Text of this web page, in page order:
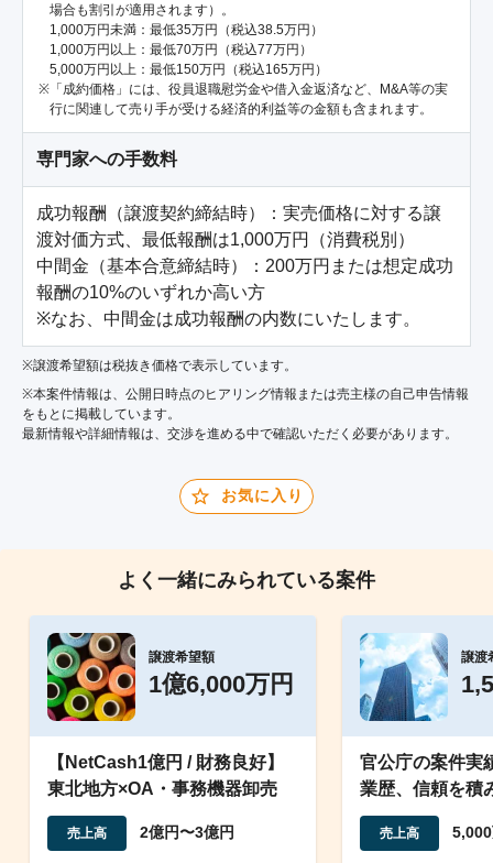
場合も割引が適用されます）。
1,000万円未満：最低35万円（税込38.5万円）
1,000万円以上：最低70万円（税込77万円）
5,000万円以上：最低150万円（税込165万円）
「成約価格」には、役員退職慰労金や借入金返済など、M&A等の実
行に関連して売り手が受ける経済的利益等の金額も含まれます。
専門家への手数料
成功報酬（譲渡契約締結時）：実売価格に対する譲
渡対価方式、最低報酬は1,000万円（消費税別）
中間金（基本合意締結時）：200万円または想定成功
報酬の10%のいずれか高い方
※なお、中間金は成功報酬の内数にいたします。
※譲渡希望額は税抜き価格で表示しています。
※本案件情報は、公開日時点のヒアリング情報または売主様の自己申告情報
をもとに掲載しています。
最新情報や詳細情報は、交渉を進める中で確認いただく必要があります。
お気に入り
よく一緒にみられている案件
譲渡希望額
1億6,000万円
【NetCash1億円 / 財務良好】
東北地方×OA・事務機器卸売
売上高 2億円〜3億円
譲渡
官公庁の案件実
業歴、信頼を積
務機器・用品会
売上高